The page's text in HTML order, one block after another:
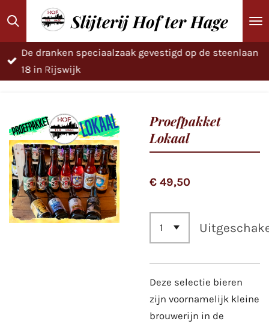
Ga
direct
naar
de
hoofdinhoud
Slijterij Hof ter Hage
De dranken speciaalzaak gevestigd op de steenlaan
18 in Rijswijk
Proefpakket
Lokaal
€ 49,50
Deze selectie bieren
zijn voornamelijk kleine
brouwerijn in de